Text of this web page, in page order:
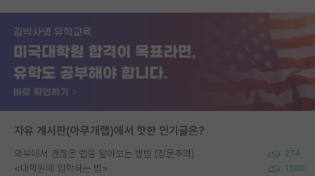
자유 게시판(아무개랩)에서 핫한 인기글은?
외부에서 괜찮은 랩을 알아보는 방법 (장문주의) 274
<대학원에 입학하는 법> 1388